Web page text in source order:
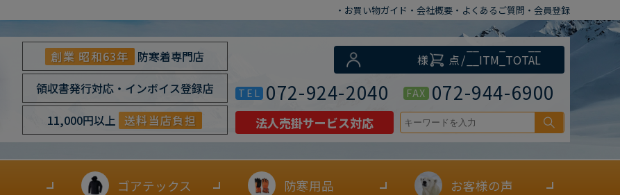
・お買い物ガイド ・会社概要 ・よくあるご質問 ・会員登録
創業 昭和63年
防寒着専門店
領収書発行対応・インボイス登録店
11,000円以上 送料当店負担
様
__ITM_CNT__
点/ __ITM_TOTAL
__円
TEL 072-924-2040 FAX 072-944-6900
法人売掛サービス対応
ゴアテックス 防寒用品 お客様の声